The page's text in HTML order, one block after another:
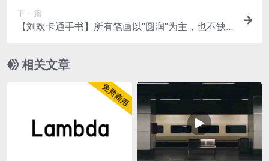
下一篇
【刘欢卡通手书】所有笔画以“圆润”为主，也不缺
相关文章